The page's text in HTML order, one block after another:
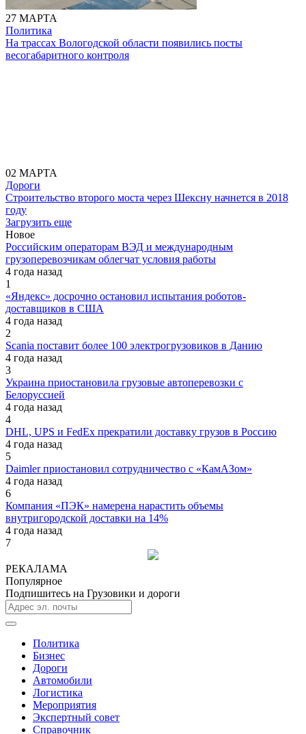
27 МАРТА
Политика
На трассах Вологодской области появились посты
весогабаритного контроля
02 МАРТА
Дороги
Строительство второго моста через Шексну начнется в 2018
году
Загрузить еще
Новое
Российским операторам ВЭД и международным
грузоперевозчикам облегчат условия работы
4 года назад
1
«Яндекс» досрочно остановил испытания роботов-
доставщиков в США
4 года назад
2
Scania поставит более 100 электрогрузовиков в Данию
4 года назад
3
Украина приостановила грузовые автоперевозки с
Белоруссией
4 года назад
4
DHL, UPS и FedEx прекратили доставку грузов в Россию
4 года назад
5
Daimler приостановил сотрудничество с «КамАЗом»
4 года назад
6
Компания «ПЭК» намерена нарастить объемы
внутригородской доставки на 14%
4 года назад
7
РЕКАЛАМА
Популярное
Подпишитесь на Грузовики и дороги
Политика
Бизнес
Дороги
Автомобили
Логистика
Мероприятия
Экспертный совет
Справочник